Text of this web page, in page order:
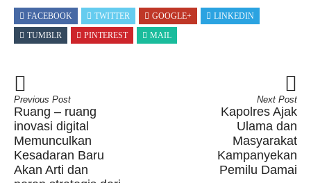
FACEBOOK TWITTER GOOGLE+
LINKEDIN
TUMBLR
PINTEREST MAIL
Previous Post
Ruang – ruang
inovasi digital
Memunculkan
Kesadaran Baru
Akan Arti dan
Next Post
Kapolres Ajak
Ulama dan
Masyarakat
Kampanyekan
Pemilu Damai